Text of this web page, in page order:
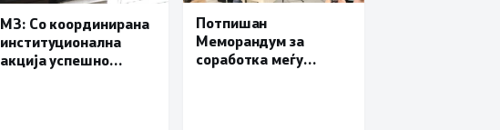
МЗ: Со координирана
институционална
акција успешно
Потпишан
Меморандум за
соработка меѓу